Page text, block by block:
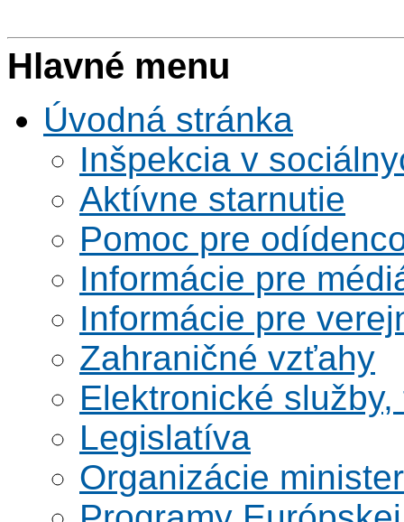
Hlavné menu
Úvodná stránka
Inšpekcia v
Aktívne starnutie
Pomoc pre
Informácie pre
Informácie pre
Zahraničné vzťahy
Elektronické
Legislatíva
Organizácie